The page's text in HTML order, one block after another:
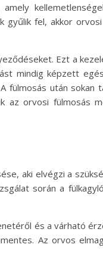
gyűlik fel, akkor
Ezt a
mindig képzett
után sokan
az orvosi fülmosás
aki elvégzi a
során a
és a várható
Az orvos